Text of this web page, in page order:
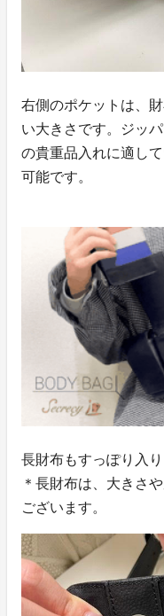
右側のポケットは、
い大きさです。ジッ
の貴重品入れに適し
可能です。
長財布もすっぽり入
＊長財布は、大きさ
ございます。